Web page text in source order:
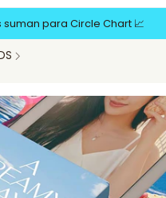
para Circle Chart 📈